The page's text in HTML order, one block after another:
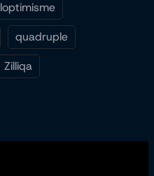
loptimisme
quadruple
Zilliqa